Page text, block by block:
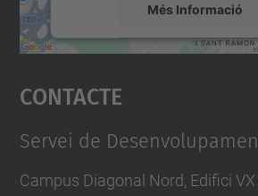
Més Informació
Accepta
powered by
Contacte
Servei de
Campus Diagonal Nord, Edifici VX